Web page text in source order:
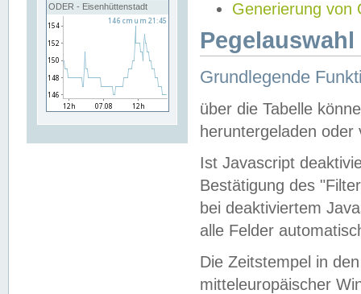
ODER - Eisenhüttenstadt
Generierung von
Grundlegende
über die Tabelle
heruntergeladen oder
Ist Javascript
Bestätigung des
bei deaktiviertem
alle Felder
Die Zeitstempel in
mitteleuropäischer